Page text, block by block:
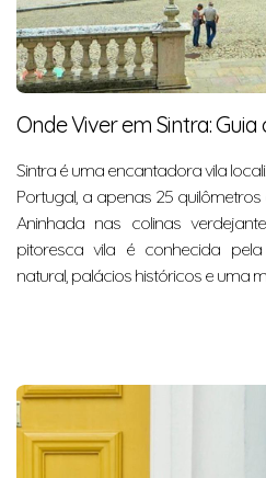
Onde Viver em Sintra:
Sintra é uma encantadora vila
Portugal, a apenas 25
Aninhada nas colinas
pitoresca vila é conhecida
natural, palácios históricos e uma